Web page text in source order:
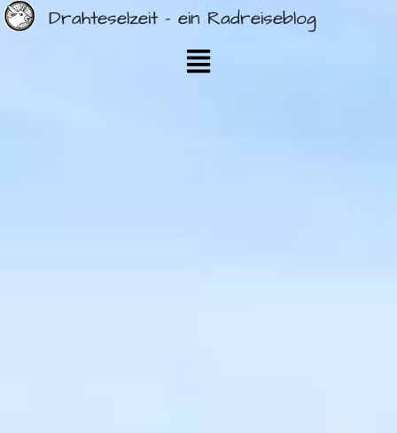
Drahteselzeit - ein Radreiseblog